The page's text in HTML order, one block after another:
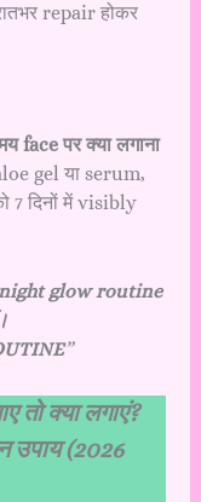
repair होकर
face पर क्या लगाना
gel या serum,
दिनों में visibly
glow routine
”
तो क्या लगाएं?
(2026